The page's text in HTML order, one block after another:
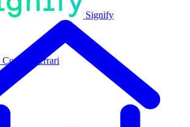
Signify
Comoli Ferrari